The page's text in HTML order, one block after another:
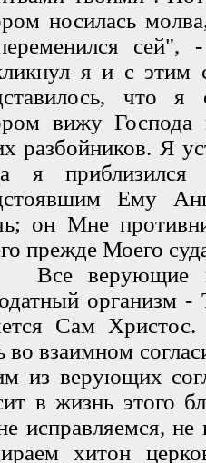
носилась
я и с этим
что
вижу Господа
разбойников. Я
я
Ему
он Мне
прежде Моего
верующие во
организм
Сам
во взаимном
из верующих
в жизнь этого
исправляемся,
хитон